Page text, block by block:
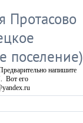
Протасово
поселение)
напишите
Вот его